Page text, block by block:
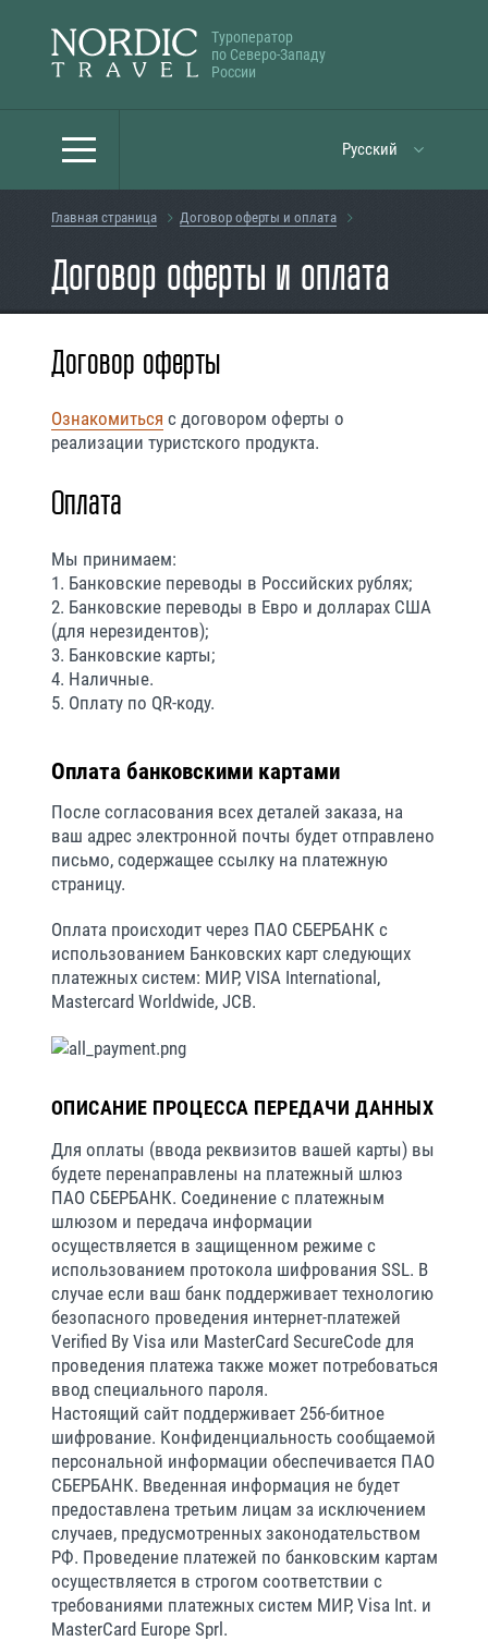
Туроператор
по Северо-Западу
России
Русский
Главная страница Договор оферты и оплата
Договор оферты и оплата
Договор оферты
Ознакомиться с договором оферты о
реализации туристского продукта.
Оплата
Мы принимаем:
1. Банковские переводы в Российских рублях;
2. Банковские переводы в Евро и долларах США
(для нерезидентов);
3. Банковские карты;
4. Наличные.
5. Оплату по QR-коду.
Оплата банковскими картами
После согласования всех деталей заказа, на
ваш адрес электронной почты будет отправлено
письмо, содержащее ссылку на платежную
страницу.
Оплата происходит через ПАО СБЕРБАНК с
использованием Банковских карт следующих
платежных систем: МИР, VISA International,
Mastercard Worldwide, JCB.
ОПИСАНИЕ ПРОЦЕССА ПЕРЕДАЧИ ДАННЫХ
Для оплаты (ввода реквизитов вашей карты) вы
будете перенаправлены на платежный шлюз
ПАО СБЕРБАНК. Соединение с платежным
шлюзом и передача информации
осуществляется в защищенном режиме с
использованием протокола шифрования SSL. В
случае если ваш банк поддерживает технологию
безопасного проведения интернет-платежей
Verified By Visa или MasterCard SecureCode для
проведения платежа также может потребоваться
ввод специального пароля.
Настоящий сайт поддерживает 256-битное
шифрование. Конфиденциальность сообщаемой
персональной информации обеспечивается ПАО
СБЕРБАНК. Введенная информация не будет
предоставлена третьим лицам за исключением
случаев, предусмотренных законодательством
РФ. Проведение платежей по банковским картам
осуществляется в строгом соответствии с
требованиями платежных систем МИР, Visa Int. и
MasterCard Europe Sprl.